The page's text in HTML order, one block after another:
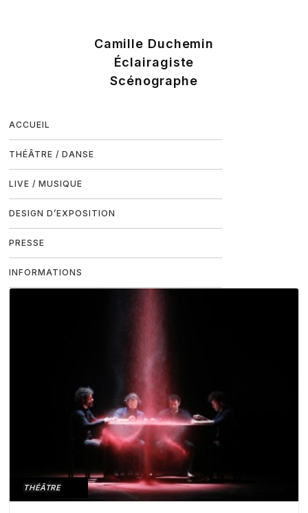
ACCUEIL
THÉÂTRE / DANSE
LIVE / MUSIQUE
DESIGN D’EXPOSITION
PRESSE
INFORMATIONS
THÉÂTRE